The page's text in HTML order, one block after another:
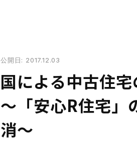
公開日: 2017.12.03
国による中古住
～「安心R住宅」
消～